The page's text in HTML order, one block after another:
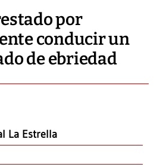
por
conducir un
de ebriedad
La Estrella